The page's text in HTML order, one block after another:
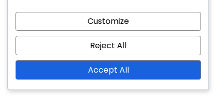
March 2026
February 2026
Customize
Reject All
Accept All